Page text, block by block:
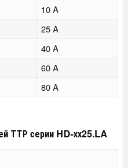
10 A
25 A
40 A
60 A
80 A
ТТР серии HD-хх25.LA